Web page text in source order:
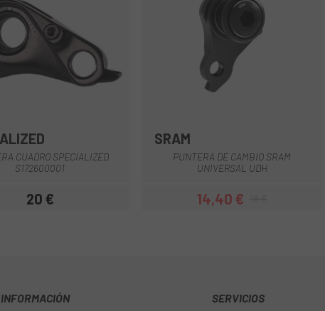
Multi
CUADRO SPECIALIZED
S172600001
Precio
20 €
SRAM
PUNTERA DE CAMBIO SRAM
UNIVERSAL UDH
Precio
14,40 €Precio regular
INFORMACIÓN SERVICIOS